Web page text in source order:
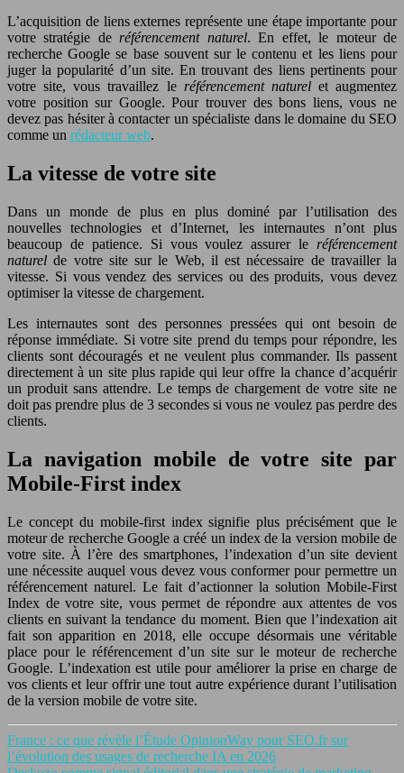
L’acquisition de liens externes représente une étape importante pour
votre stratégie de référencement naturel. En effet, le moteur de
recherche Google se base souvent sur le contenu et les liens pour
juger la popularité d’un site. En trouvant des liens pertinents pour
votre site, vous travaillez le référencement naturelet augmentez
votre position sur Google. Pour trouver des bons liens, vous ne
devez pas hésiter à contacter un spécialiste dans le domaine du SEO
comme un rédacteur web.
La vitesse de votre site
Dans un monde de plus en plus dominé par l’utilisation des
nouvelles technologies et d’Internet, les internautes n’ont plus
beaucoup de patience. Si vous voulez assurer le référencement
naturel de votre site sur le Web, il est nécessaire de travailler la
vitesse. Si vous vendez des services ou des produits, vous devez
optimiser la vitesse de chargement.
Les internautes sont des personnes pressées qui ont besoin de
réponse immédiate. Si votre site prend du temps pour répondre, les
clients sont découragés et ne veulent plus commander. Ils passent
directement à un site plus rapide qui leur offre la chance d’acquérir
un produit sans attendre. Le temps de chargement de votre site ne
doit pas prendre plus de 3 secondes si vous ne voulez pas perdre des
clients.
La navigation mobile de votre site par
Mobile-First index
Le concept du mobile-first index signifie plus précisément que le
moteur de recherche Google a créé un index de la version mobile de
votre site. À l’ère des smartphones, l’indexation d’un site devient
une nécessite auquel vous devez vous conformer pour permettre un
référencement naturel. Le fait d’actionner la solution Mobile-First
Index de votre site, vous permet de répondre aux attentes de vos
clients en suivant la tendance du moment. Bien que l’indexation ait
fait son apparition en 2018, elle occupe désormais une véritable
place pour le référencement d’un site sur le moteur de recherche
Google. L’indexation est utile pour améliorer la prise en charge de
vos clients et leur offrir une tout autre expérience durant l’utilisation
de la version mobile de votre site.
France : ce que révèle l’Étude OpinionWay pour SEO.fr sur
l’évolution des usages de recherche IA en 2026